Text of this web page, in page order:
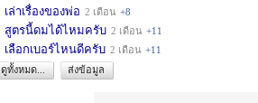
เล่าเรื่องของพ่อ 2 เดือน +8
สูตรนี้ดมได้ไหมครับ 2 เดือน +11
เลือกเบอร์ไหนดีครับ 2 เดือน +11
ดูทั้งหมด...
ส่งข้อมูล